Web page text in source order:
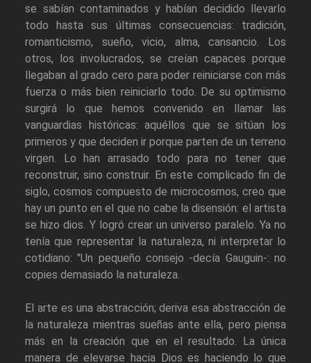
se sabían contaminados y habían decidido llevarlo
todo hasta sus últimas consecuencias: tradición,
romanticismo, sueño, vicio, alma, cansancio. Los
otros, los involucrados, se creían capaces porque
llegaban al grado cero para poder reiniciarse con más
fuerza o más bien reiniciarlo todo. De su optimismo
surgirá lo que hemos convenido en llamar las
vanguardias históricas: aquéllos que se sitúan los
primeros y que deciden ir porque parten de un terreno
virgen. Lo han arrasado todo para no tener que
reconstruir, sino construir. En este complicado fin de
siglo, cosmos compuesto de microcosmos, creo que
hay un punto en el que no cabe la disensión: el artista
se hizo dios. Y logró crear un universo paralelo. Ya no
tenía que representar la naturaleza, ni interpretar lo
cotidiano: "Un pequeño consejo -decía Gauguin-: no
copies demasiado la naturaleza.
El arte es una abstracción; deriva esa abstracción de
la naturaleza mientras sueñas ante ella, pero piensa
más en la creación que en el resultado. La única
manera de elevarse hacia Dios es haciendo lo que